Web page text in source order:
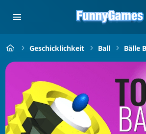
Geschicklichkeit Ball Bälle